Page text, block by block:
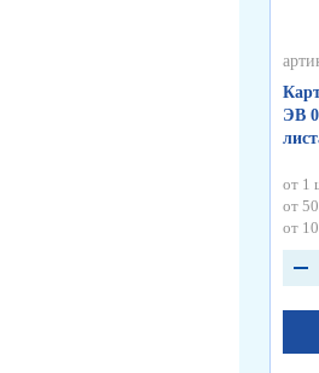
ЭВ
от 1
от
от